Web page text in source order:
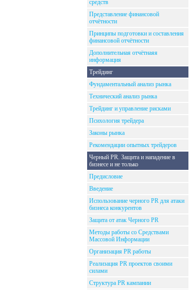
средств
Представление финансовой
отчётности
Принципы подготовки и составления
финансовой отчётности
Дополнительная отчётнаяя
информация
Трейдинг
Фундаментальный анализ рынка
Технический анализ рынка
Трейдинг и управление рисками
Психология трейдера
Законы рынка
Рекомендации опытных трейдеров
Черный PR. Защита и нападение в
бизнесе и не только
Предисловие
Введение
Использование черного PR для атаки
бизнеса конкурентов
Защита от атак Черного PR
Методы работы со Средствами
Массовой Информации
Организация PR работы
Реализация PR проектов своими
силами
Структура PR кампании